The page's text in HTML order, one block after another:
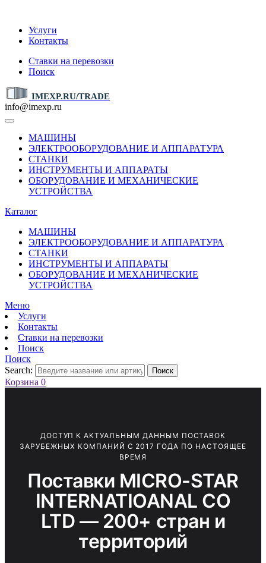
Услуги
Контакты
Ставки на перевозки
Поиск
IMEXP.RU/TRADE
info@imexp.ru
МАШИНЫ
ЭЛЕКТРООБОРУДОВАНИЕ И АППАРАТУРА
СТАНКИ
ИНСТРУМЕНТЫ И АППАРАТЫ
ОБОРУДОВАНИЕ И МЕХАНИЧЕСКИЕ
УСТРОЙСТВА
Каталог
МАШИНЫ
ЭЛЕКТРООБОРУДОВАНИЕ И АППАРАТУРА
СТАНКИ
ИНСТРУМЕНТЫ И АППАРАТЫ
ОБОРУДОВАНИЕ И МЕХАНИЧЕСКИЕ
УСТРОЙСТВА
Меню
Услуги
Контакты
Ставки на перевозки
Поиск
Поиск
Search:
Поиск
Корзина 0
ДОСТУП К АКТУАЛЬНЫМ ДАННЫМ ПОСТАВОК
ЗАРУБЕЖНЫХ КОМПАНИЙ С 2017 ГОДА ПО НАСТОЯЩЕЕ
ВРЕМЯ
Поставки MICRO-STAR
INTERNATIOANAL CO
LTD — 200+ стран и
территорий